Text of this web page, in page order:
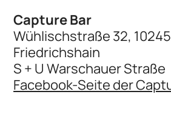
Capture Bar
Wühlischstraße 32,
Friedrichshain
S + U Warschauer Straße
Facebook-Seite der